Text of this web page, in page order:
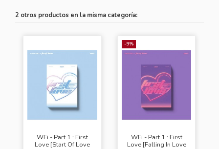
2 otros productos en la misma categoría:
WEi - Part.1 : First
Love [Start Of Love
-9%
WEi - Part.1 : First
Love [Falling In Love